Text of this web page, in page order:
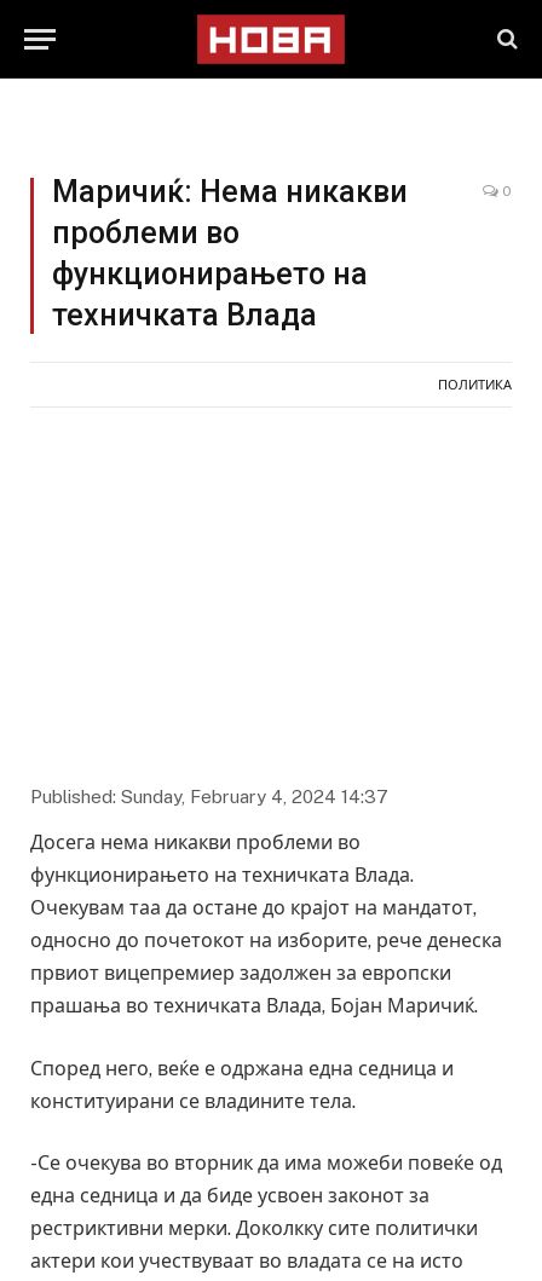
Маричиќ: Нема никакви
проблеми во
функционирањето на
техничката Влада
0
ПОЛИТИКА
Published: Sunday, February 4, 2024 14:37
Досега нема никакви проблеми во
функционирањето на техничката Влада.
Очекувам таа да остане до крајот на мандатот,
односно до почетокот на изборите, рече денеска
првиот вицепремиер задолжен за европски
прашања во техничката Влада, Бојан Маричиќ.
Според него, веќе е одржана една седница и
конституирани се владините тела.
-Се очекува во вторник да има можеби повеќе од
една седница и да биде усвоен законот за
рестриктивни мерки. Доколкку сите политички
актери кои учествуваат во владата се на исто